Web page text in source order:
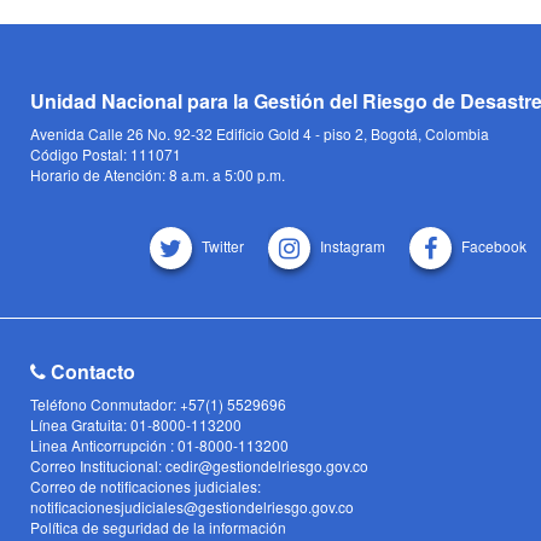
Unidad Nacional para la Gestión del Riesgo de
Avenida Calle 26 No. 92-32 Edificio Gold 4 - piso 2, Bogotá, Colombia
Código Postal: 111071
Horario de Atención: 8 a.m. a 5:00 p.m.
Twitter Instagram Facebook
Contacto
Teléfono Conmutador: +57(1) 5529696
Línea Gratuita: 01-8000-113200
Linea Anticorrupción : 01-8000-113200
Correo Institucional: cedir@gestiondelriesgo.gov.co
Correo de notificaciones judiciales:
notificacionesjudiciales@gestiondelriesgo.gov.co
Política de seguridad de la información